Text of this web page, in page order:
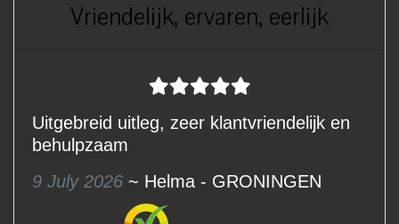
Vriendelijk, ervaren, eerlijk
Uitgebreid uitleg, zeer klantvriendelijk en
behulpzaam
9 July 2026 ~ Helma - GRONINGEN